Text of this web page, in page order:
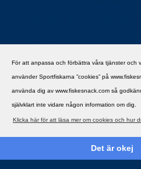
För att anpassa och förbättra våra tjänster och
använder Sportfiskarna ”cookies” på
använda dig av www.fiskesnack.com så
självklart inte vidare någon information om dig.
Klicka här för att läsa mer om cookies och hur
Det är okej